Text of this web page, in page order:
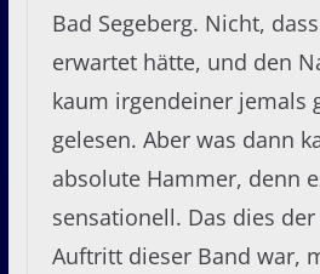
Bad Segeberg. Nicht,
erwartet hätte, und den
kaum irgendeiner jemals
gelesen. Aber was dann
absolute Hammer, denn
sensationell. Das dies
Auftritt dieser Band war,